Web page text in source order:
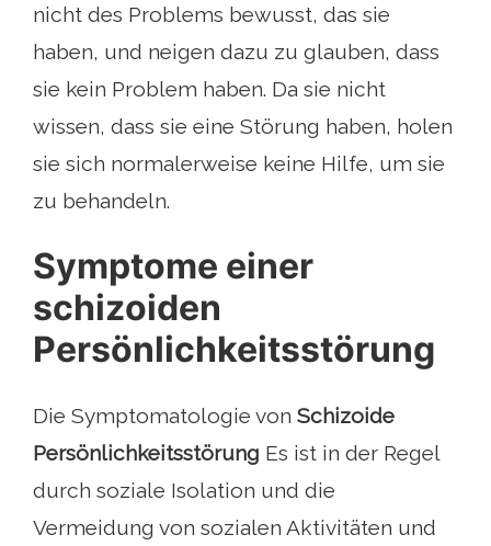
nicht des Problems bewusst, das sie
haben, und neigen dazu zu glauben, dass
sie kein Problem haben. Da sie nicht
wissen, dass sie eine Störung haben, holen
sie sich normalerweise keine Hilfe, um sie
zu behandeln.
Symptome einer
schizoiden
Persönlichkeitsstörung
Die Symptomatologie von Schizoide
Persönlichkeitsstörung Es ist in der Regel
durch soziale Isolation und die
Vermeidung von sozialen Aktivitäten und